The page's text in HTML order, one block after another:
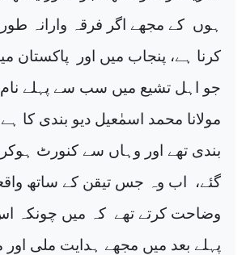
ہوں کے مجھے اگر فرقہ وارانہ طور
کرنا ہے، پنجاب میں اور
پاکستان
جو اہل تشیع میں سب سے پہلے نام
مولانا محمد اسمٰعیل دیو بندی کا
بندی تھے اور وہاں سے کنورٹ
گئے،
اب وہ جس تیقن کے ساتھ
وضاحت کرتے تھے کہ میں چونکہ
پہلے بعد میں مجھے ہدایت ملی اور